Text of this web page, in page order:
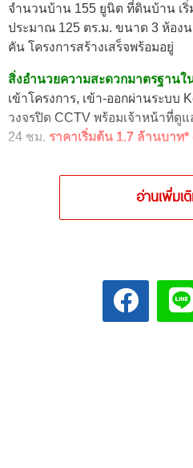
จำนวนบ้าน 155 ยูนิต ที่ดินบ้าน เ
ประมาณ 125 ตร.ม. ขนาด 3 ห้อง
คัน โครงการสร้างเสร็จพร้อมอยู่
สิ่งอำนวยความสะดวกมาตรฐานใ
เข้าโครงการ, เข้า-ออกผ่านระบบ
วงจรปิด CCTV พร้อมเจ้าหน้าที่ดู
24 ชม. ราคาเริ่มต้น 1.7 ล้านบาท*
อ่านเพิ่มเ